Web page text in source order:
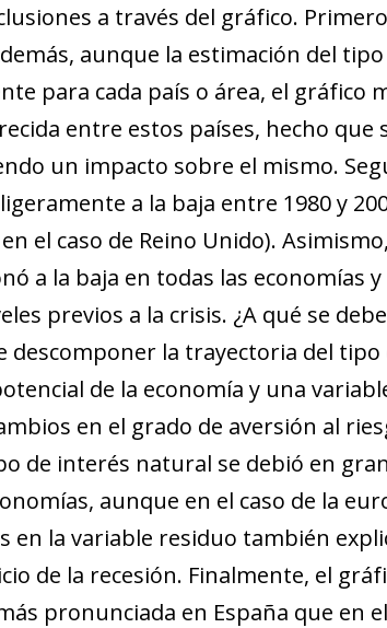
a través del gráfico.
aunque la estimación del
para cada país o área, el gráfico
entre estos países, hecho que
un impacto sobre el mismo.
a la baja entre 1980 y
el caso de Reino Unido).
a la baja en todas las economías
previos a la crisis. ¿A qué se
descomponer la trayectoria del
de la economía y una
en el grado de aversión al
de interés natural se debió en
aunque en el caso de la
en la variable residuo también
de la recesión. Finalmente, el
pronunciada en España que en